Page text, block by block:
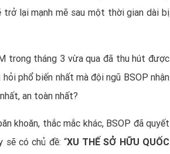
lại mạnh mẽ sau một thời gian dài bị
trong tháng 3 vừa qua đã thu hút được
phổ biến nhất mà đội ngũ BSOP nhận
an toàn nhất?
khoăn, thắc mắc khác, BSOP đã quyết
có chủ đề: “XU THẾ SỞ HỮU QUỐC